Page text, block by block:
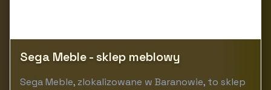
Sega Meble - sklep meblowy
Sega Meble, zlokalizowane w Baranowie, to sklep